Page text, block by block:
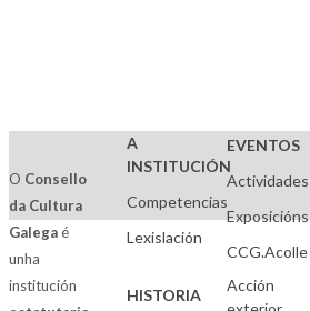
O Consello
da Cultura
Galegaé
unha
institución
A
INSTITUCIÓN
Competencias
Lexislación
HISTORIA
EVENTOS
Actividades
Exposicións
CCG.Acolle
Acción